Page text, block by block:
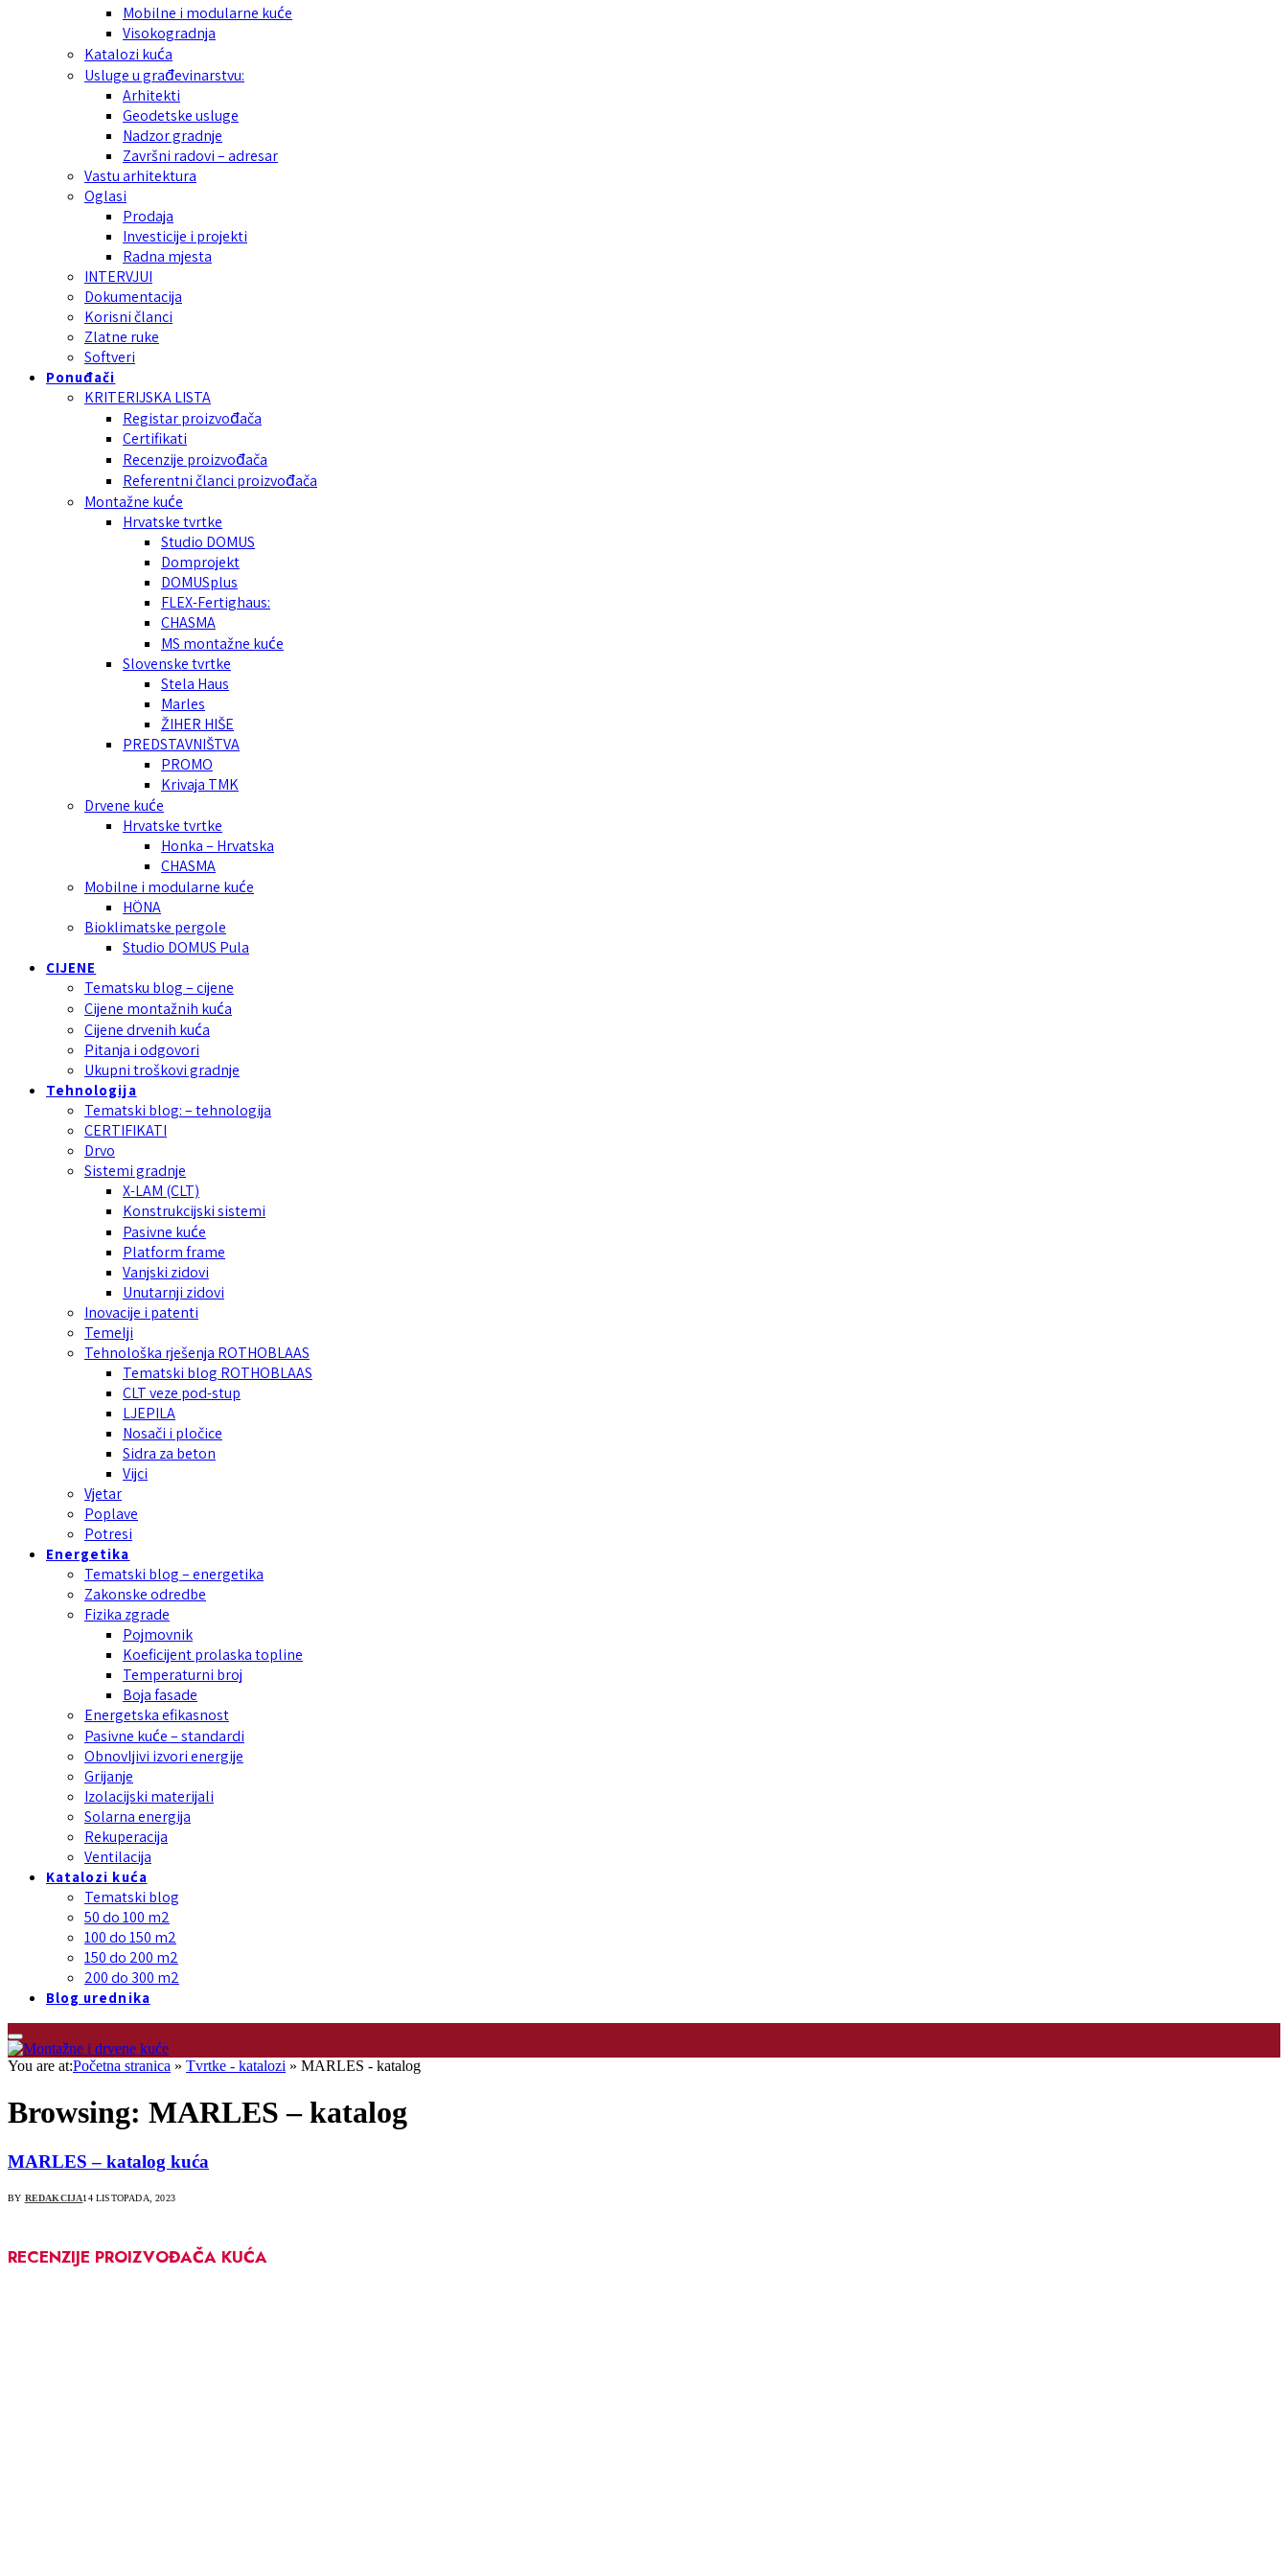
Mobilne i modularne kuće
Visokogradnja
Katalozi kuća
Usluge u građevinarstvu:
Arhitekti
Geodetske usluge
Nadzor gradnje
Završni radovi – adresar
Vastu arhitektura
Oglasi
Prodaja
Investicije i projekti
Radna mjesta
INTERVJUI
Dokumentacija
Korisni članci
Zlatne ruke
Softveri
Ponuđači
KRITERIJSKA LISTA
Registar proizvođača
Certifikati
Recenzije proizvođača
Referentni članci proizvođača
Montažne kuće
Hrvatske tvrtke
Studio DOMUS
Domprojekt
DOMUSplus
FLEX-Fertighaus:
CHASMA
MS montažne kuće
Slovenske tvrtke
Stela Haus
Marles
ŽIHER HIŠE
PREDSTAVNIŠTVA
PROMO
Krivaja TMK
Drvene kuće
Hrvatske tvrtke
Honka – Hrvatska
CHASMA
Mobilne i modularne kuće
HÖNA
Bioklimatske pergole
Studio DOMUS Pula
CIJENE
Tematsku blog – cijene
Cijene montažnih kuća
Cijene drvenih kuća
Pitanja i odgovori
Ukupni troškovi gradnje
Tehnologija
Tematski blog: – tehnologija
CERTIFIKATI
Drvo
Sistemi gradnje
X-LAM (CLT)
Konstrukcijski sistemi
Pasivne kuće
Platform frame
Vanjski zidovi
Unutarnji zidovi
Inovacije i patenti
Temelji
Tehnološka rješenja ROTHOBLAAS
Tematski blog ROTHOBLAAS
CLT veze pod-stup
LJEPILA
Nosači i pločice
Sidra za beton
Vijci
Vjetar
Poplave
Potresi
Energetika
Tematski blog – energetika
Zakonske odredbe
Fizika zgrade
Pojmovnik
Koeficijent prolaska topline
Temperaturni broj
Boja fasade
Energetska efikasnost
Pasivne kuće – standardi
Obnovljivi izvori energije
Grijanje
Izolacijski materijali
Solarna energija
Rekuperacija
Ventilacija
Katalozi kuća
Tematski blog
50 do 100 m2
100 do 150 m2
150 do 200 m2
200 do 300 m2
Blog urednika
You are at:Početna stranica » Tvrtke - katalozi » MARLES - katalog
Browsing: MARLES – katalog
MARLES – katalog kuća
BY REDAKCIJA14 LISTOPADA, 2023
RECENZIJE PROIZVOĐAČA KUĆA